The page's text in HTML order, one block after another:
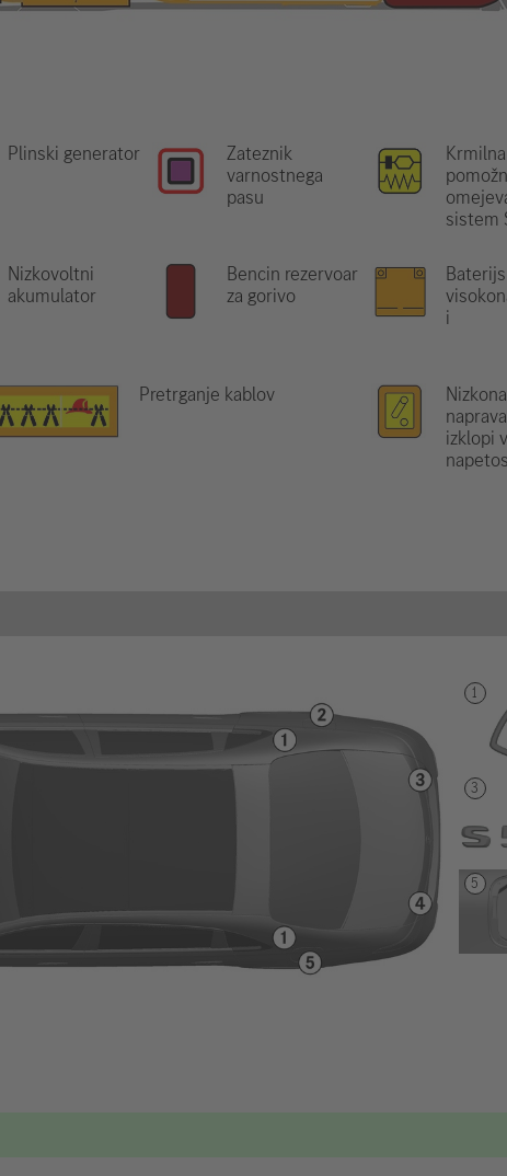
Plinski generator
Zateznik
varnostnega
pasu
sistem
Nizkovoltni
akumulator
Bencin rezervoar
za gorivo
i
Pretrganje kablov
izklopi